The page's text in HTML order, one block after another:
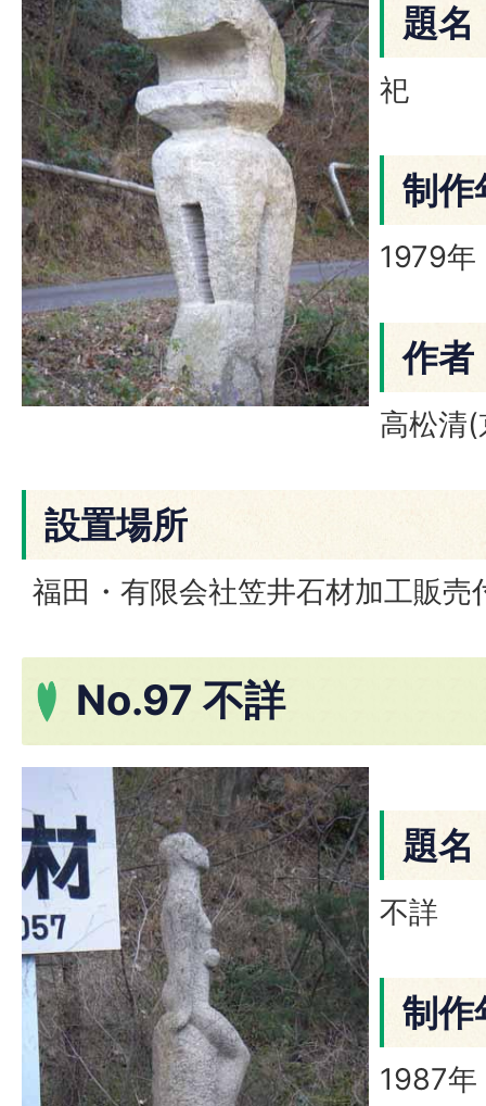
題名
祀
制作
1979年
作者
高松清
設置場所
福田・有限会社笠井石材加工販売
No.97 不詳
題名
不詳
制作
1987年